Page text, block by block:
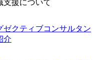
支援について
ゼクティブコンサルタン
介